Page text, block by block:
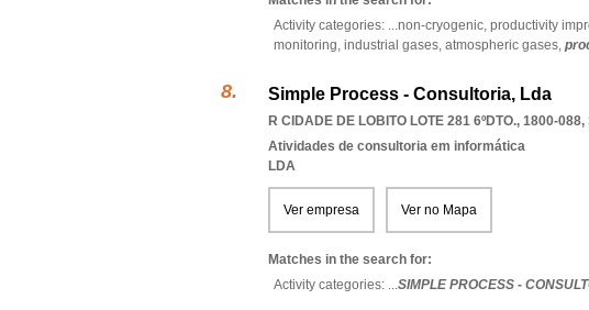
Activity categories: ...non-cryogenic, productivity
monitoring, industrial gases, atmospheric gases,
Simple Process - Consultoria, Lda
R CIDADE DE LOBITO LOTE 281 6ºDTO., 1800-088,
Atividades de consultoria em informática
LDA
Ver empresa Ver no Mapa
Matches in the search for:
Activity categories: ...SIMPLE PROCESS -